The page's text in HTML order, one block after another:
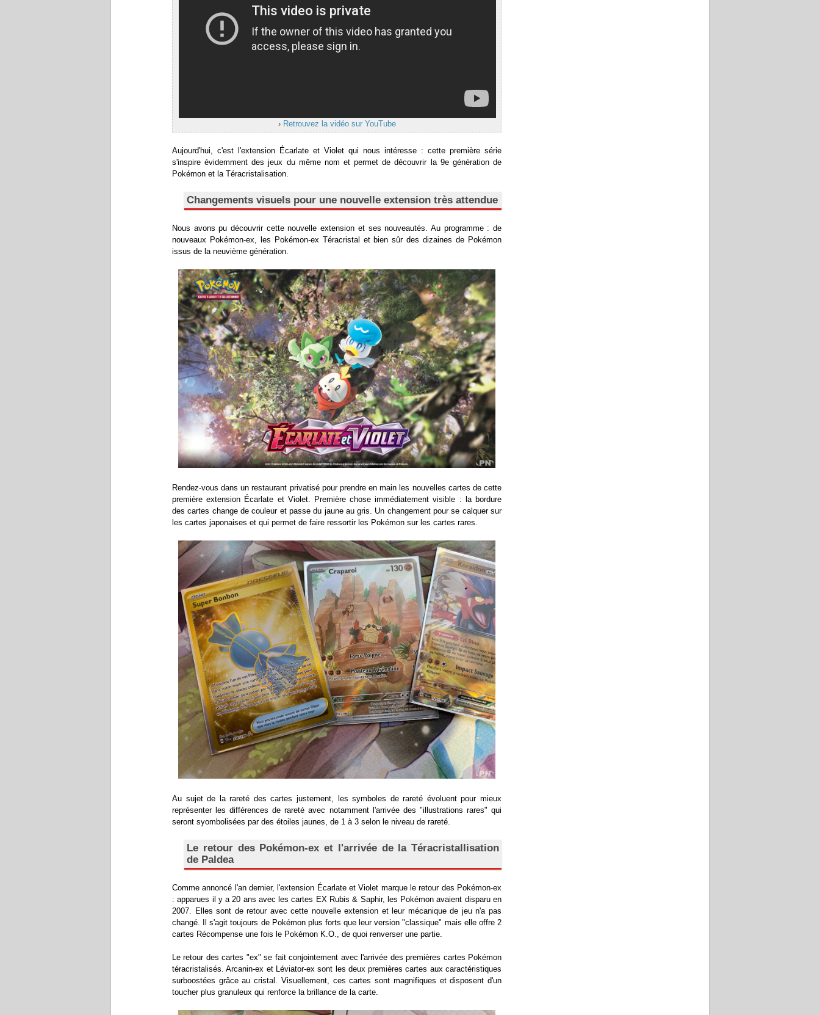
› Retrouvez la vidéo sur YouTube
Aujourd'hui, c'est l'extension Écarlate et Violet qui nous intéresse : cette première série
s'inspire évidemment des jeux du même nom et permet de découvrir la 9e génération de
Pokémon et la Téracristalisation.
Changements visuels pour une nouvelle extension très attendue
Nous avons pu découvrir cette nouvelle extension et ses nouveautés. Au programme : de
nouveaux Pokémon-ex, les Pokémon-ex Téracristal et bien sûr des dizaines de Pokémon
issus de la neuvième génération.
Rendez-vous dans un restaurant privatisé pour prendre en main les nouvelles cartes de cette
première extension Écarlate et Violet. Première chose immédiatement visible : la bordure
des cartes change de couleur et passe du jaune au gris. Un changement pour se calquer sur
les cartes japonaises et qui permet de faire ressortir les Pokémon sur les cartes rares.
Au sujet de la rareté des cartes justement, les symboles de rareté évoluent pour mieux
représenter les différences de rareté avec notamment l'arrivée des "illustrations rares" qui
seront syombolisées par des étoiles jaunes, de 1 à 3 selon le niveau de rareté.
Le retour des Pokémon-ex et l'arrivée de la Téracristallisation
de Paldea
Comme annoncé l'an dernier, l'extension Écarlate et Violet marque le retour des Pokémon-ex
: apparues il y a 20 ans avec les cartes EX Rubis & Saphir, les Pokémon avaient disparu en
2007. Elles sont de retour avec cette nouvelle extension et leur mécanique de jeu n'a pas
changé. Il s'agit toujours de Pokémon plus forts que leur version "classique" mais elle offre 2
cartes Récompense une fois le Pokémon K.O., de quoi renverser une partie.
Le retour des cartes "ex" se fait conjointement avec l'arrivée des premières cartes Pokémon
téracristalisés. Arcanin-ex et Léviator-ex sont les deux premières cartes aux caractéristiques
surboostées grâce au cristal. Visuellement, ces cartes sont magnifiques et disposent d'un
toucher plus granuleux qui renforce la brillance de la carte.